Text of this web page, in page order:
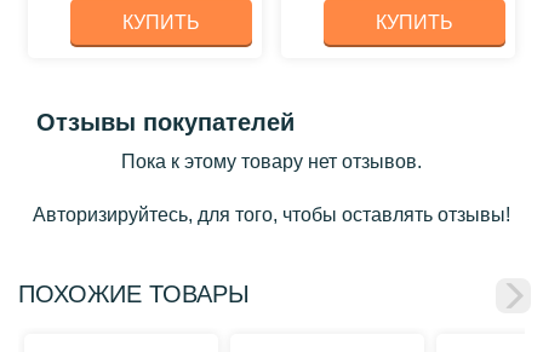
КУПИТЬ КУПИТЬ
Отзывы покупателей
Пока к этому товару нет отзывов.
Авторизируйтесь, для того, чтобы оставлять отзывы!
ПОХОЖИЕ ТОВАРЫ